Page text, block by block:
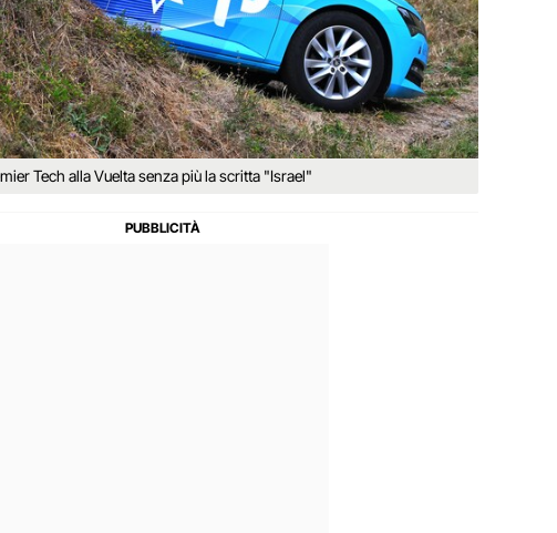
Tech alla Vuelta senza più la scritta "Israel"